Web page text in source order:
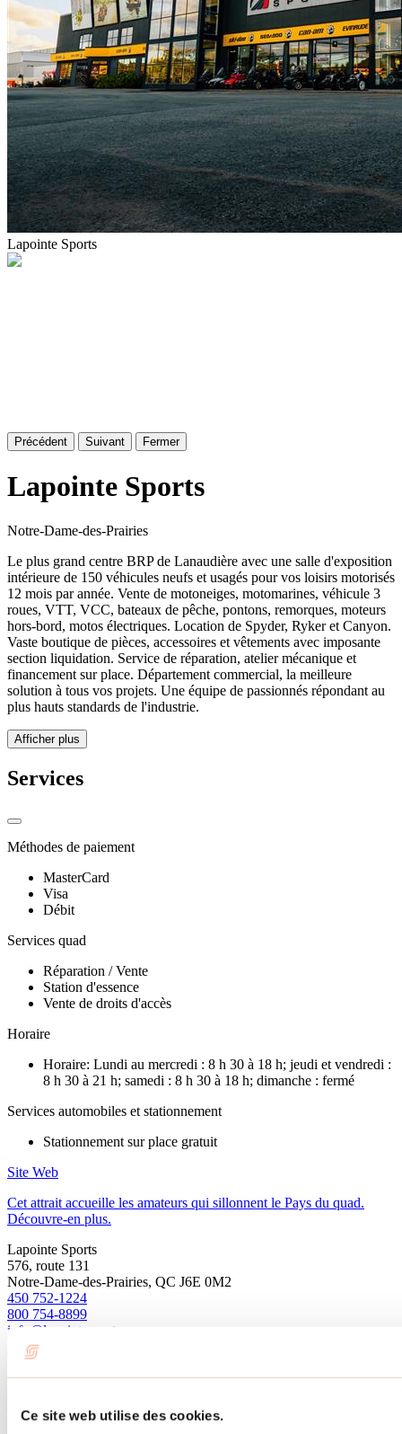
Ce site web utilise des cookies.
Lapointe Sports
Précédent Suivant Fermer
Lapointe Sports
Notre-Dame-des-Prairies
Le plus grand centre BRP de Lanaudière avec une salle d'exposition
intérieure de 150 véhicules neufs et usagés pour vos loisirs motorisés
12 mois par année. Vente de motoneiges, motomarines, véhicule 3
roues, VTT, VCC, bateaux de pêche, pontons, remorques, moteurs
hors-bord, motos électriques. Location de Spyder, Ryker et Canyon.
Vaste boutique de pièces, accessoires et vêtements avec imposante
section liquidation. Service de réparation, atelier mécanique et
financement sur place. Département commercial, la meilleure
solution à tous vos projets. Une équipe de passionnés répondant au
plus hauts standards de l'industrie.
Afficher plus
Services
Méthodes de paiement
MasterCard
Visa
Débit
Services quad
Réparation / Vente
Station d'essence
Vente de droits d'accès
Horaire
Horaire: Lundi au mercredi : 8 h 30 à 18 h; jeudi et vendredi :
8 h 30 à 21 h; samedi : 8 h 30 à 18 h; dimanche : fermé
Services automobiles et stationnement
Stationnement sur place gratuit
Site Web
Cet attrait accueille les amateurs qui sillonnent le Pays du quad.
Découvre-en plus.
Lapointe Sports
576, route 131
Notre-Dame-des-Prairies, QC J6E 0M2
450 752-1224
800 754-8899
info@lapointesports.com
Facebook
Besoin d'information?
1 800 363-2788
Menu pied de page